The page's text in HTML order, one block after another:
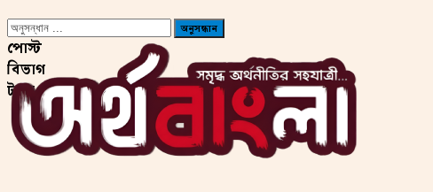
পোস্ট
বিভাগ
ট্যাগ